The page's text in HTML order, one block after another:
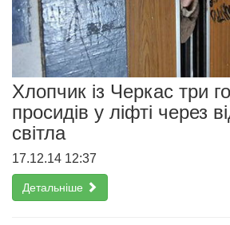
Хлопчик із Черкас три
просидів у ліфті через
світла
17.12.14 12:37
Детальніше